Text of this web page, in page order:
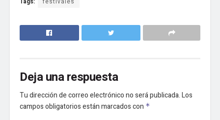
Deja una respuesta
Tu dirección de correo electrónico no será publicada.Los
campos obligatorios están marcados con *